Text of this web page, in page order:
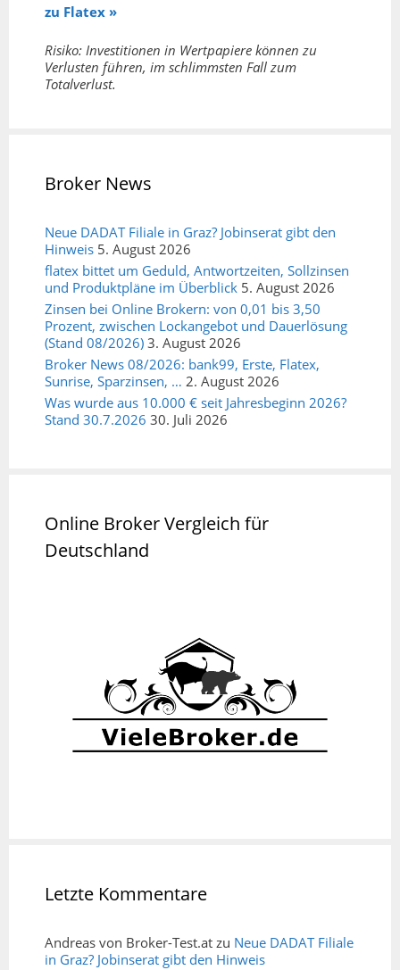
zu Flatex »
Risiko: Investitionen in Wertpapiere können zu
Verlusten führen, im schlimmsten Fall zum
Totalverlust.
Broker News
Neue DADAT Filiale in Graz? Jobinserat gibt den
Hinweis 5. August 2026
flatex bittet um Geduld, Antwortzeiten, Sollzinsen
und Produktpläne im Überblick 5. August 2026
Zinsen bei Online Brokern: von 0,01 bis 3,50
Prozent, zwischen Lockangebot und Dauerlösung
(Stand 08/2026) 3. August 2026
Broker News 08/2026: bank99, Erste, Flatex,
Sunrise, Sparzinsen, … 2. August 2026
Was wurde aus 10.000 € seit Jahresbeginn 2026?
Stand 30.7.2026 30. Juli 2026
Online Broker Vergleich für
Deutschland
Letzte Kommentare
Andreas von Broker-Test.at zu Neue DADAT Filiale
in Graz? Jobinserat gibt den Hinweis